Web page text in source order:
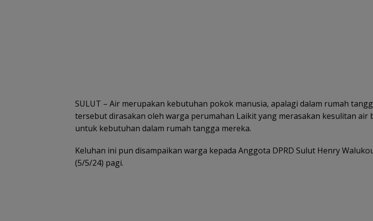
SULUT – Air merupakan kebutuhan pokok manusia, apalagi dalam rumah
tersebut dirasakan oleh warga perumahan Laikit yang merasakan kesulitan air
untuk kebutuhan dalam rumah tangga mereka.
Keluhan ini pun disampaikan warga kepada Anggota DPRD Sulut Henry
(5/5/24) pagi.